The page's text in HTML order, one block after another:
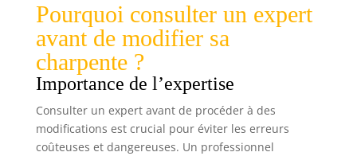
Pourquoi consulter un expert
avant de modifier sa
charpente ?
Importance de l’expertise
Consulter un expert avant de procéder à des
modifications est crucial pour éviter les erreurs
coûteuses et dangereuses. Un professionnel